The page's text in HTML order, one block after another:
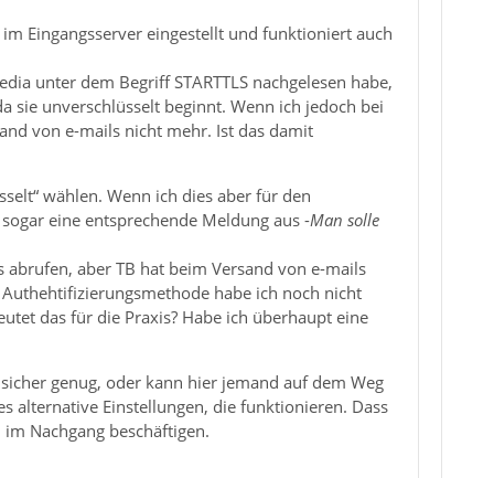
Eingangsserver eingestellt und funktioniert auch
unter dem Begriff STARTTLS nachgelesen habe,
sie unverschlüsselt beginnt. Wenn ich jedoch bei
von e-mails nicht mehr. Ist das damit
wählen. Wenn ich dies aber für den
eine entsprechende Meldung aus -Man solle
aber TB hat beim Versand von e-mails
habe ich noch nicht
das für die Praxis? Habe ich überhaupt eine
genug, oder kann hier jemand auf dem Weg
alternative Einstellungen, die funktionieren. Dass
Nachgang beschäftigen.